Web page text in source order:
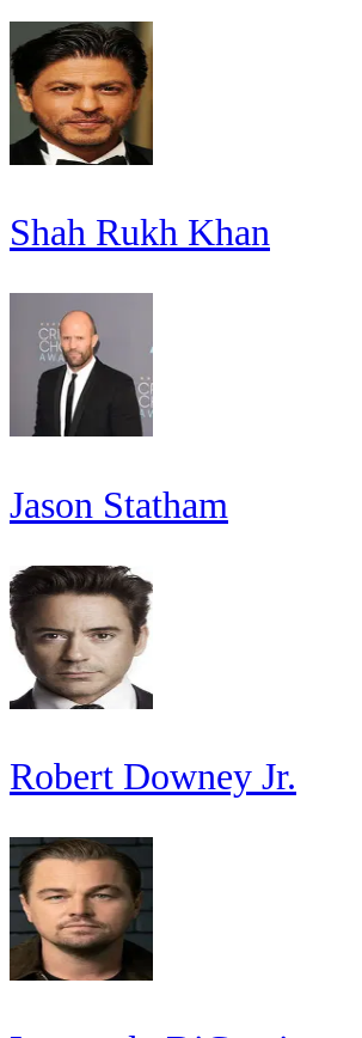
Shah Rukh Khan
Jason Statham
Robert Downey Jr.